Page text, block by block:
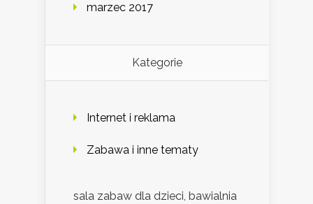
marzec 2017
Kategorie
Internet i reklama
Zabawa i inne tematy
sala zabaw dla dzieci, bawialnia